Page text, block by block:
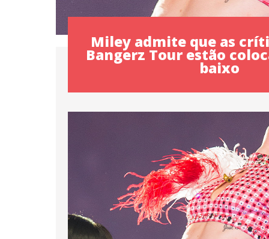
Miley admite que as
Bangerz Tour estão
baixo